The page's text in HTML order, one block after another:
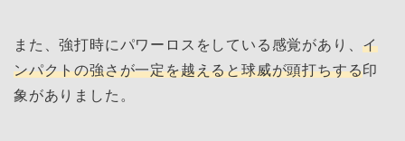
また、強打時にパワーロスをしている感覚があり、イ
ンパクトの強さが一定を越えると球威が頭打ちする印
象がありました。